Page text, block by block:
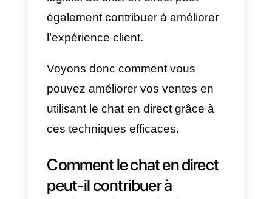
vous permettent d’interagir avec
les visiteurs de votre site web en
temps réel. Cela peut vous aider
à répondre à toutes les questions
qu’ils se posent et peut
également vous aider à conclure
davantage de ventes. En outre,
logiciel de chat en direct peut